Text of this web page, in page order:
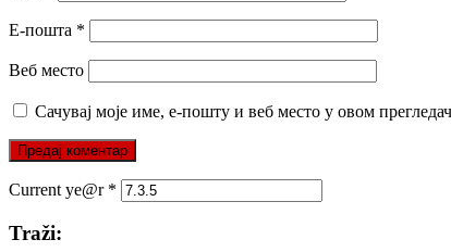
Е-пошта *
Веб место
Сачувај моје име, е-пошту и веб место у овом
Current ye@r *
Traži: